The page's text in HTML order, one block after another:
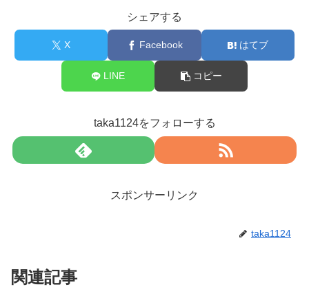
シェアする
X Facebook はてブ
LINE コピー
taka1124をフォローする
スポンサーリンク
taka1124
関連記事